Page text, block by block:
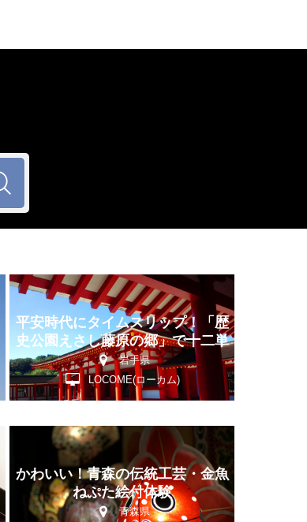
平安時代にタイムスリップ！「歴
史公園えさし藤原の郷」で十二単
着付体験
岩手県
LOCOME(ローカム)
かわいい！青森の伝統工芸・金魚
ねぷた絵付体験
青森県